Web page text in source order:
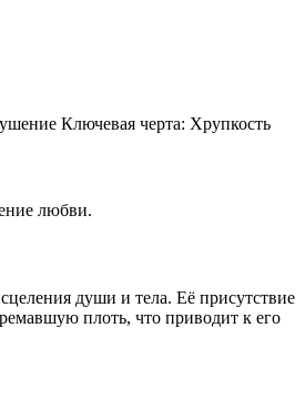
Ключевая черта: Хрупкость
любви.
души и тела. Её присутствие
плоть, что приводит к его